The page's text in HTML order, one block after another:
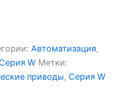
Автоматизация,
W Метки:
приводы, Серия W